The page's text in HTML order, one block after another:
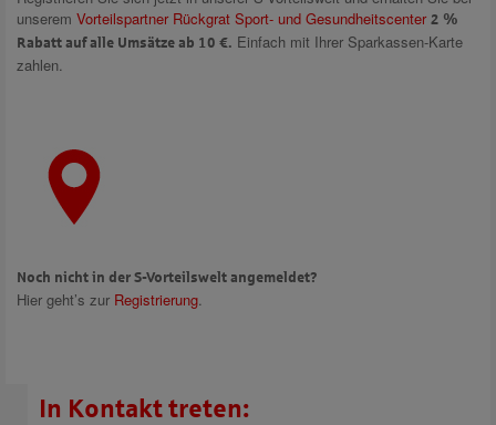
unserem Vorteilspartner Rückgrat Sport- und Gesundheitscenter 2 %
Rabatt auf alle Umsätze ab 10 €. Einfach mit Ihrer Sparkassen-Karte
zahlen.
Noch nicht in der S-Vorteilswelt angemeldet?
Hier geht’s zur Registrierung.
In Kontakt treten: